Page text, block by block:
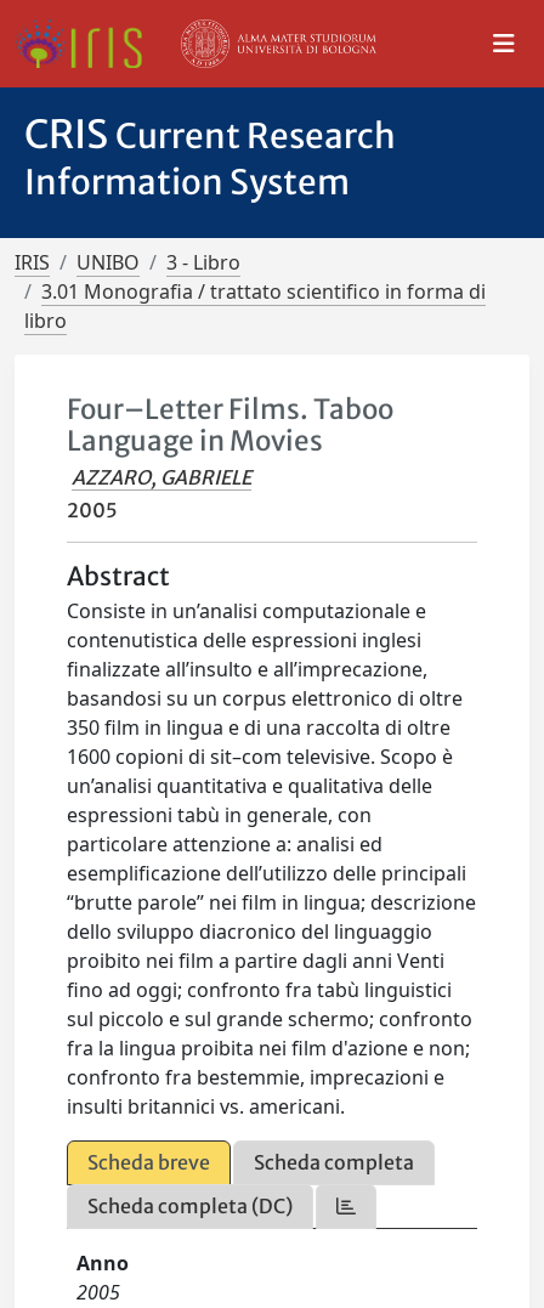
CRIS Current Research
Information System
IRIS UNIBO
3 - Libro
3.01 Monografia / trattato scientifico in forma di
libro
Four–Letter Films. Taboo
Language in Movies
AZZARO, GABRIELE
2005
Abstract
Consiste in un’analisi computazionale e
contenutistica delle espressioni inglesi
finalizzate all’insulto e all’imprecazione,
basandosi su un corpus elettronico di oltre
350 film in lingua e di una raccolta di oltre
1600 copioni di sit–com televisive. Scopo è
un’analisi quantitativa e qualitativa delle
espressioni tabù in generale, con
particolare attenzione a: analisi ed
esemplificazione dell’utilizzo delle principali
“brutte parole” nei film in lingua; descrizione
dello sviluppo diacronico del linguaggio
proibito nei film a partire dagli anni Venti
fino ad oggi; confronto fra tabù linguistici
sul piccolo e sul grande schermo; confronto
fra la lingua proibita nei film d'azione e non;
confronto fra bestemmie, imprecazioni e
insulti britannici vs. americani.
Scheda breve
Scheda completa
Scheda completa (DC)
Anno
2005